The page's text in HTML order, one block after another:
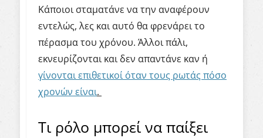
Κάποιοι σταματάνε να την αναφέρουν
εντελώς, λες και αυτό θα φρενάρει το
πέρασμα του χρόνου. Άλλοι πάλι,
εκνευρίζονται και δεν απαντάνε καν ή
γίνονται επιθετικοί όταν τους ρωτάς πόσο
χρονών είναι.
Τι ρόλο μπορεί να παίξει